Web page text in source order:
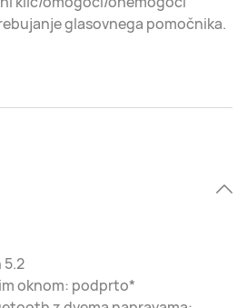
glasovnega pomočnika.
oknom: podprto*